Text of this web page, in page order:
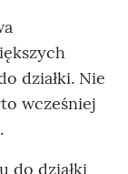
działki. Nie
wcześniej
do działki